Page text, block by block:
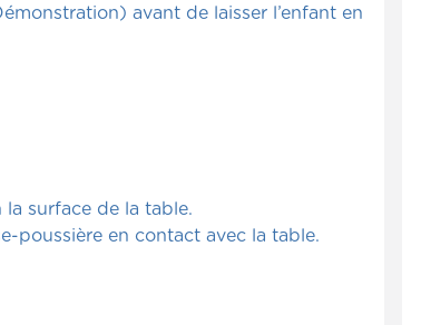
avant de laisser l’enfant en
la surface de la table.
poussière en contact avec la table.